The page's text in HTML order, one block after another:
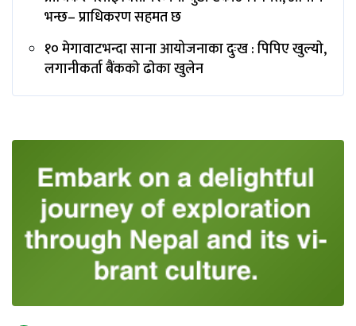
भन्छ– प्राधिकरण सहमत छ
१० मेगावाटभन्दा साना आयोजनाका दुःख : पिपिए खुल्याे,
लगानीकर्ता बैंककाे ढाेका खुलेन